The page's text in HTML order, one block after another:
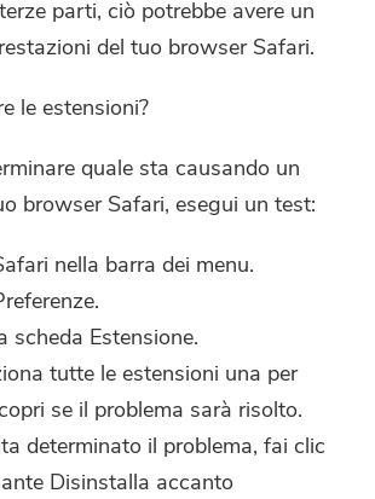
parti, ciò potrebbe avere un
del tuo browser Safari.
le estensioni?
quale sta causando un
browser Safari, esegui un test:
nella barra dei menu.
scheda Estensione.
tutte le estensioni una per
se il problema sarà risolto.
determinato il problema, fai clic
Disinstalla accanto
inserire il tuo indirizzo
per ottenere il link per il
il software, clicca
un indirizzo email valido.
Invia
per il tuo abbonamento!
per il tuo abbonamento!
per il download e il codice